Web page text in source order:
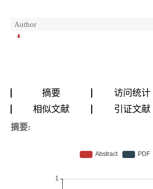
Author
摘要 访问统计
相似文献
引证文献
摘要: